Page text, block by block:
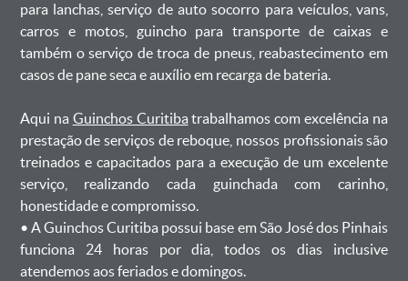
para lanchas, serviço de auto socorro para veículos, vans,
carros e motos, guincho para transporte de caixas e
também o serviço de troca de pneus, reabastecimento em
casos de pane seca e auxílio em recarga de bateria. ㅤㅤ
Aqui na Guinchos Curitiba trabalhamos com excelência na
prestação de serviços de reboque, nossos profissionais são
treinados e capacitados para a execução de um excelente
serviço, realizando cada guinchada com carinho,
honestidade e compromisso.
ㅤㅤ• A Guinchos Curitiba possui base em São José dos Pinhais
funciona 24 horas por dia, todos os dias inclusive
atendemos aos feriados e domingos.